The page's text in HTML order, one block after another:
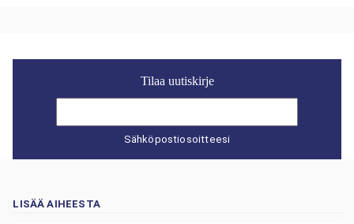
Tilaa uutiskirje
Sähköpostiosoitteesi
LISÄÄ AIHEESTA